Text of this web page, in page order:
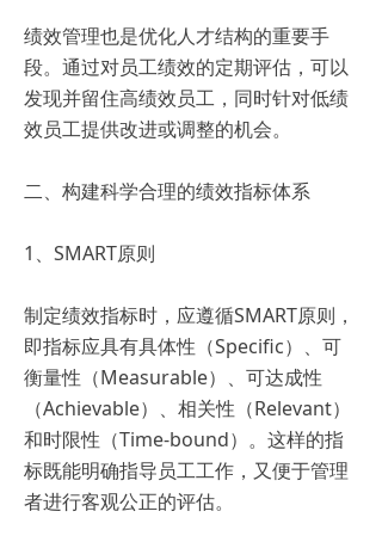
绩效管理也是优化人才结构的重要手
段。通过对员工绩效的定期评估，可以
发现并留住高绩效员工，同时针对低绩
效员工提供改进或调整的机会。
二、构建科学合理的绩效指标体系
1、SMART原则
制定绩效指标时，应遵循SMART原则，
即指标应具有具体性（Specific）、可
衡量性（Measurable）、可达成性
（Achievable）、相关性（Relevant）
和时限性（Time-bound）。这样的指
标既能明确指导员工工作，又便于管理
者进行客观公正的评估。